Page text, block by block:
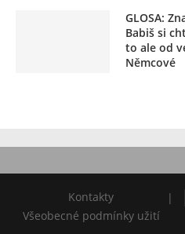
GLOSA:
Babiš si
to ale od
Němcové
Kontakty
Všeobecné podmínky užití
|